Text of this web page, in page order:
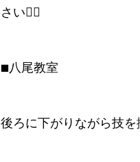
さい🙇‍♂️
■八尾教室
後ろに下がりながら技を